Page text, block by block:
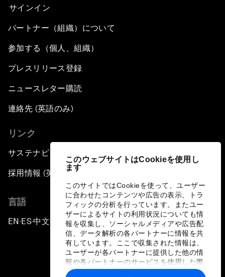
このウェブサイトはCookieを使用し
ます
このサイトではCookieを使って、ユーザー
に合わせたコンテンツや広告の表示、トラ
フィックの分析を行っています。またユー
ザーによるサイトの利用状況についても情
報を収集し、ソーシャルメディアや広告配
信、データ解析の各パートナーに情報を共
有しています。ここで収集された情報は、
ユーザーが各パートナーに提供した他の情
報や各パートナーのサービスを使用した際
に収集された情報と組み合わされ、各パー
サインイン
パートナー（組織）について
参加する（個人、組織）
プレスリリース登録
ニュースレター購読
連絡先 (英語のみ)
リンク
サステナビリティへの取り組み
採用情報 (英語のみ)
言語
EN ▪ES▪中文▪ 日本語